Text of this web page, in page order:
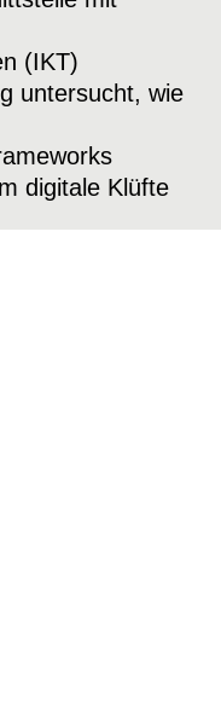
(IKT)
untersucht, wie
digitale Klüfte